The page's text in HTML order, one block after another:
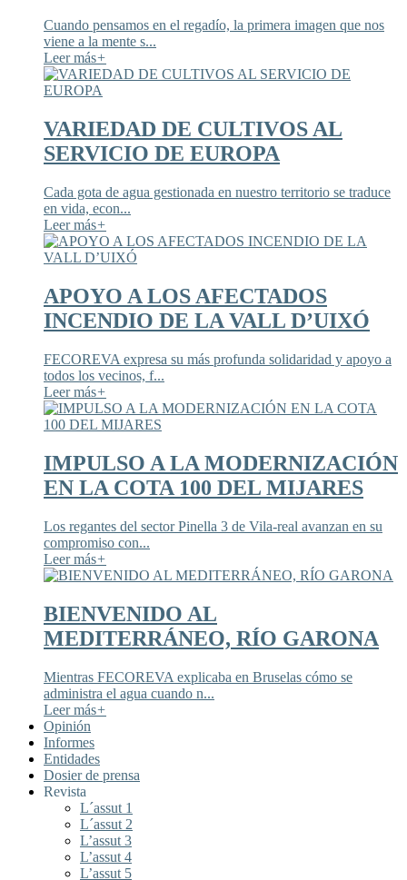
Cuando pensamos en el regadío, la primera imagen que nos
viene a la mente s...
Leer más+
VARIEDAD DE CULTIVOS AL
SERVICIO DE EUROPA
Cada gota de agua gestionada en nuestro territorio se traduce
en vida, econ...
Leer más+
APOYO A LOS AFECTADOS
INCENDIO DE LA VALL D’UIXÓ
FECOREVA expresa su más profunda solidaridad y apoyo a
todos los vecinos, f...
Leer más+
IMPULSO A LA MODERNIZACIÓN
EN LA COTA 100 DEL MIJARES
Los regantes del sector Pinella 3 de Vila-real avanzan en su
compromiso con...
Leer más+
BIENVENIDO AL
MEDITERRÁNEO, RÍO GARONA
Mientras FECOREVA explicaba en Bruselas cómo se
administra el agua cuando n...
Leer más+
Opinión
Informes
Entidades
Dosier de prensa
Revista
L´assut 1
L´assut 2
L’assut 3
L’assut 4
L’assut 5